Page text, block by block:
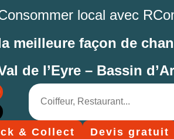
local avec
meilleure façon de
de l’Eyre – Bassin
& Collect Devis gratuit